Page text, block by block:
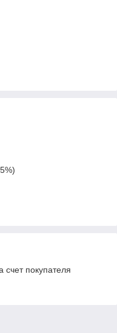
счет покупателя